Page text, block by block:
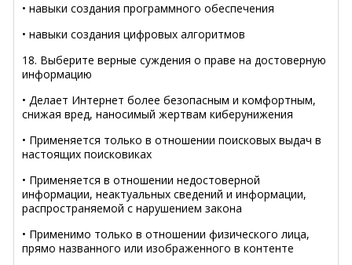
• навыки создания программного обеспечения
• навыки создания цифровых алгоритмов
18. Выберите верные суждения о праве на достоверную
информацию
• Делает Интернет более безопасным и комфортным,
снижая вред, наносимый жертвам киберунижения
• Применяется только в отношении поисковых выдач в
настоящих поисковиках
• Применяется в отношении недостоверной
информации, неактуальных сведений и информации,
распространяемой с нарушением закона
• Применимо только в отношении физического лица,
прямо названного или изображенного в контенте